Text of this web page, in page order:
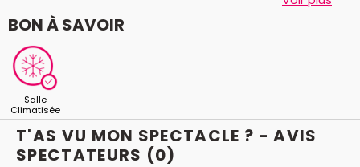
peuvent à leur tour, expérimenter leur écoute
un voyage créatif et inoubliable.
BON À SAVOIR
Salle
Climatisée
T'AS VU MON SPECTACLE ? - AVIS
SPECTATEURS (0)